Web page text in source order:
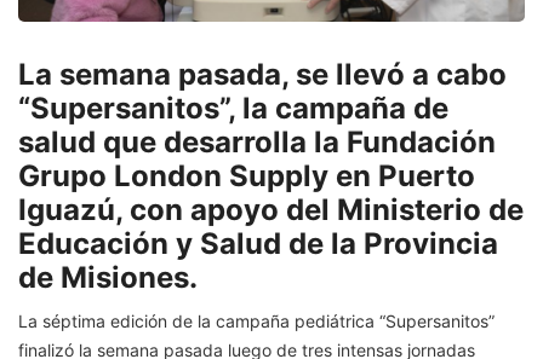
La semana pasada, se llevó a cabo
“Supersanitos”, la campaña de
salud que desarrolla la Fundación
Grupo London Supply en Puerto
Iguazú, con apoyo del Ministerio de
Educación y Salud de la Provincia
de Misiones.
La séptima edición de la campaña pediátrica “Supersanitos”
finalizó la semana pasada luego de tres intensas jornadas